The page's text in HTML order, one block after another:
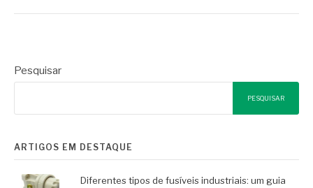
Pesquisar
PESQUISAR
ARTIGOS EM DESTAQUE
Diferentes tipos de fusíveis industriais: um guia